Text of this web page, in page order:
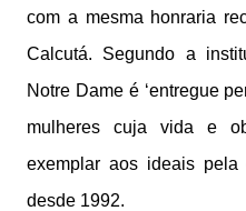
com a mesma honraria
Calcutá. Segundo a
Notre Dame é ‘entregue
mulheres cuja vida e
exemplar aos ideais pela
desde 1992.